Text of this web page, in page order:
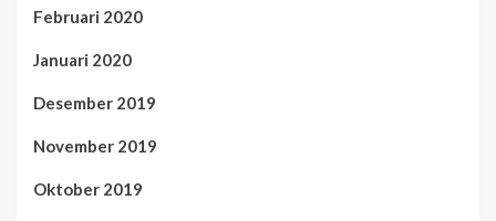
Februari 2020
Januari 2020
Desember 2019
November 2019
Oktober 2019